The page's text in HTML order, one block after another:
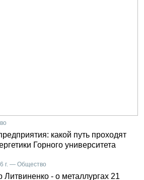
какой путь проходят
Горного университета
г. — Общество
Литвиненко - о металлургах 21